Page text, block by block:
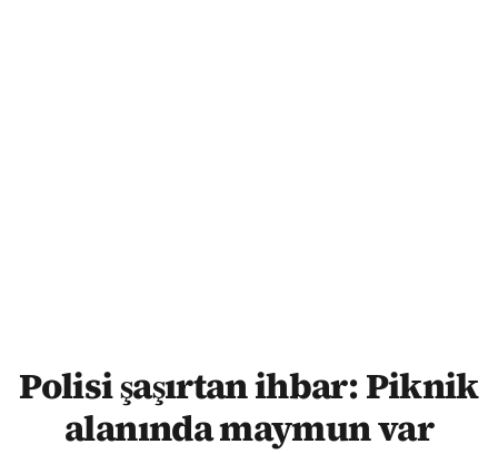
Polisi şaşırtan ihbar: Piknik
alanında maymun var